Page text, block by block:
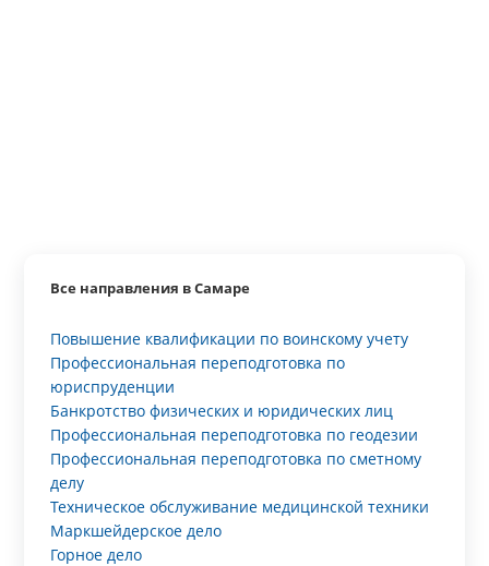
Все направления в Самаре
Повышение квалификации по воинскому учету
Профессиональная переподготовка по
юриспруденции
Банкротство физических и юридических лиц
Профессиональная переподготовка по геодезии
Профессиональная переподготовка по сметному
делу
Техническое обслуживание медицинской техники
Маркшейдерское дело
Горное дело